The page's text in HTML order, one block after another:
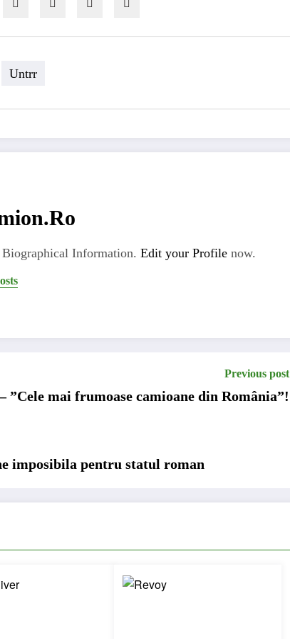
Untrr
Information. Edit your Profile now.
Previous post
”Cele mai frumoase camioane din România”!
imposibila pentru statul roman